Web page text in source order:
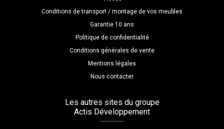
Conditions de transport / montage de vos meubles
Garantie 10 ans
Politique de confidentialité
Conditions générales de vente
Mentions légales
Nous contacter
Les autres sites du groupe
Actis Développement